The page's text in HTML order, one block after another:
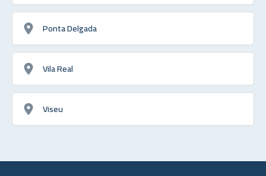
Ponta Delgada
Vila Real
Viseu